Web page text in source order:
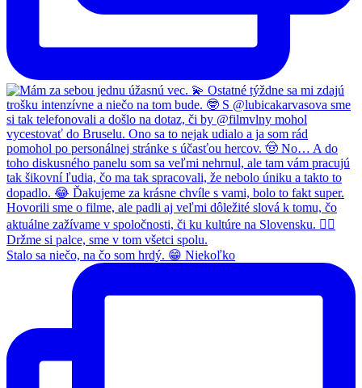
Stalo sa niečo, na čo som hrdý. 😁 Niekoľko